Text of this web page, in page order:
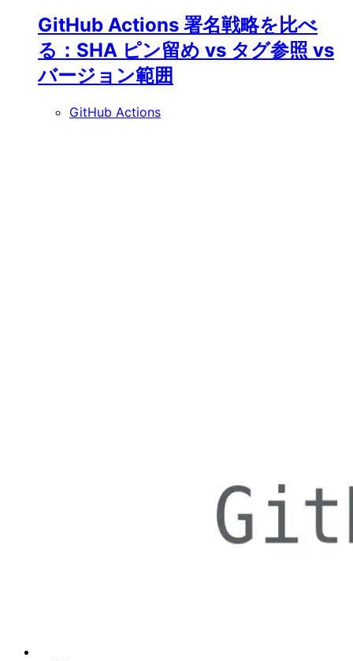
GitHub Actions 署名戦略を比べ
る：SHA ピン留め vs タグ参照 vs
バージョン範囲
GitHub Actions